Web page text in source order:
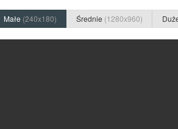
Małe (240x180) Średnie (1280x960)